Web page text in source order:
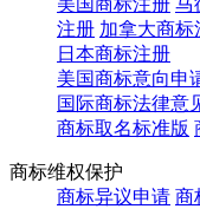
美国商标注册 马
注册 加拿大商标
日本商标注册
美国商标意向申
国际商标法律意
商标取名标准版
商标维权保护
商标异议申请 商